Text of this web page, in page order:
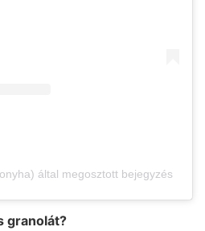
által megosztott bejegyzés
granolát?